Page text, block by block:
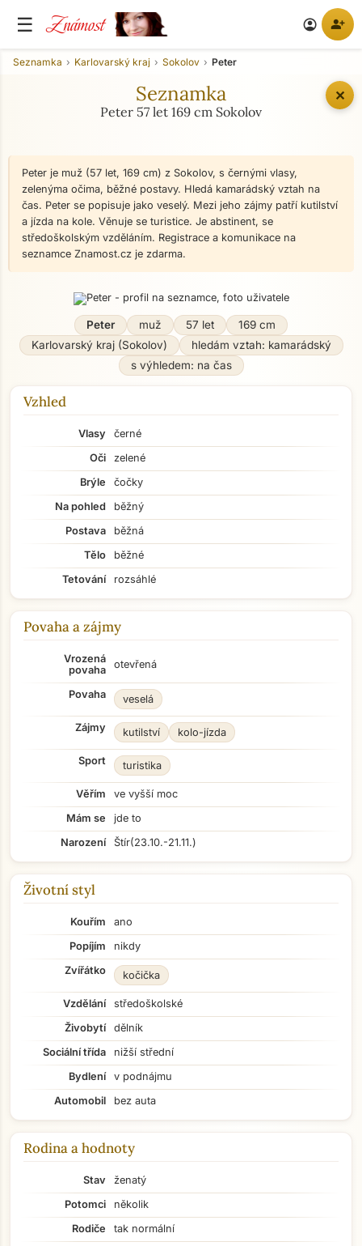
☰ Známost account_circle person_add
✕
Seznamka Karlovarský kraj Sokolov Peter
Seznamka
Peter 57 let 169 cm Sokolov
Peter je muž (57 let, 169 cm) z Sokolov, s černými vlasy,
zelenýma očima, běžné postavy. Hledá kamarádský vztah na
čas. Peter se popisuje jako veselý. Mezi jeho zájmy patří kutilství
a jízda na kole. Věnuje se turistice. Je abstinent, se
středoškolským vzděláním. Registrace a komunikace na
seznamce Znamost.cz je zdarma.
Peter muž 57 let
169 cm
Karlovarský kraj (Sokolov)
hledám vztah: kamarádský
s výhledem: na čas
Vzhled
Vlasy
černé
Oči
zelené
Brýle
čočky
Na pohled
běžný
Postava
běžná
Tělo
běžné
Tetování
rozsáhlé
Povaha a zájmy
Vrozená
povaha
otevřená
Povaha veselá
Zájmy kutilství kolo-jízda
Sport turistika
Věřím
ve vyšší moc
Mám se
jde to
Narození
Štír(23.10.-21.11.)
Životní styl
Kouřím
ano
Popíjím
nikdy
Zvířátko
kočička
Vzdělání
středoškolské
Živobytí
dělník
Sociální třída
nižší střední
Bydlení
v podnájmu
Automobil
bez auta
Rodina a hodnoty
Stav
ženatý
Potomci
několik
Rodiče
tak normální